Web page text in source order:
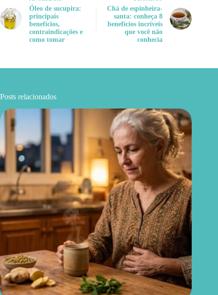
Óleo de sucupira:
principais
benefícios,
contraindicações e
como tomar
Chá de espinheira-
santa: conheça 8
benefícios incríveis
que você não
conhecia
Posts relacionados